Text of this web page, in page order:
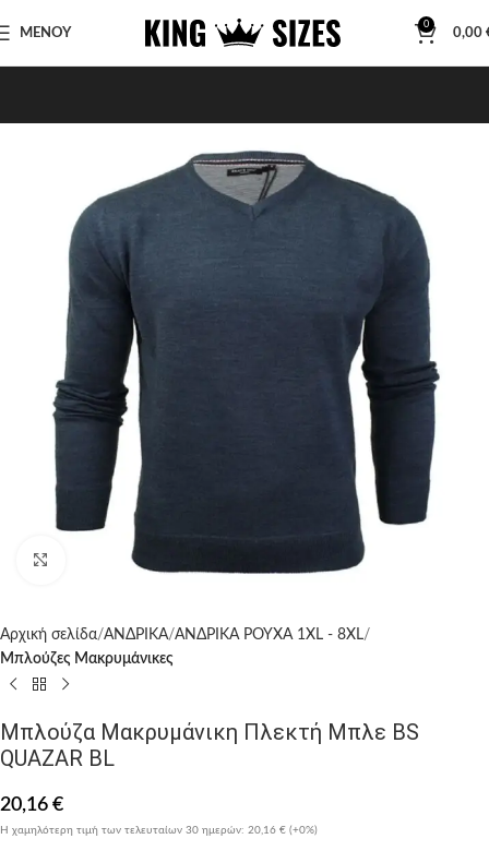
ΜΕΝΟΥ
0
0,00
Click to enlarge
Αρχική σελίδα ΑΝΔΡΙΚΑ ΑΝΔΡΙΚΑ ΡΟΥΧΑ 1XL - 8XL
Μπλούζες Μακρυμάνικες
Μπλούζα Μακρυμάνικη Πλεκτή Μπλε BS
QUAZAR BL
20,16 €
Η χαμηλότερη τιμή των τελευταίων 30 ημερών: 20,16 € (+0%)